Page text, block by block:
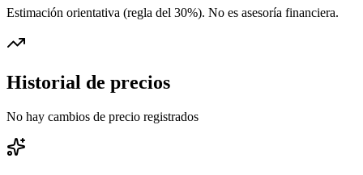
Estimación orientativa (regla del 30%). No es asesoría financiera.
Historial de precios
No hay cambios de precio registrados